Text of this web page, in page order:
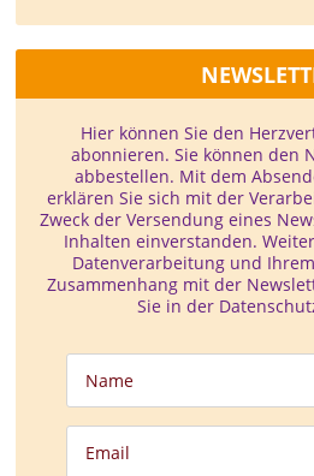
Hier können Sie den
abonnieren. Sie können den
abbestellen. Mit dem
erklären Sie sich mit der
Zweck der Versendung eines
Inhalten einverstanden.
Datenverarbeitung und
Zusammenhang mit der
Sie in der